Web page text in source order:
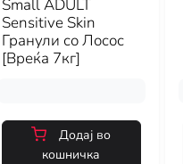
Small ADULT
Sensitive Skin
Гранули со Лосос
[Вреќа 7кг]
Додај во
кошничка